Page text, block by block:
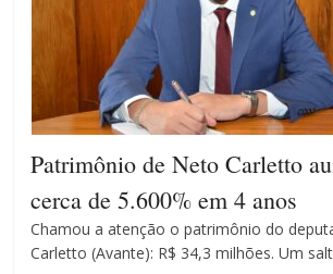
Patrimônio de Neto Carletto
cerca de 5.600% em 4 anos
Chamou a atenção o patrimônio do
Carletto (Avante): R$ 34,3 milhões. Um